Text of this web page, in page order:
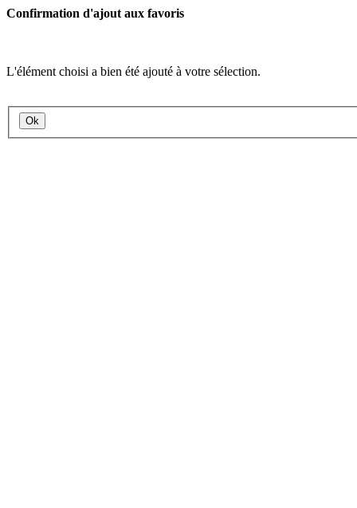
Confirmation d'ajout aux favoris
L'élément choisi a bien été ajouté à votre sélection.